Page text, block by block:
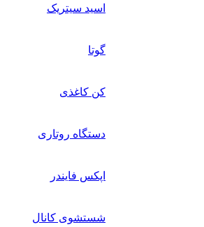
اسید سیتریک
گوتا
کن کاغذی
دستگاه روتاری
اپکس فایندر
شستشوی کانال